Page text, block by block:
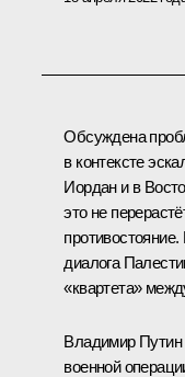
Обсуждена
в контексте
Иордан и в
это не
диалога
«квартета»
Владимир
военной